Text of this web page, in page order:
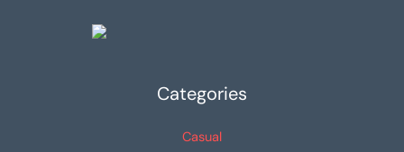
Categories
Casual